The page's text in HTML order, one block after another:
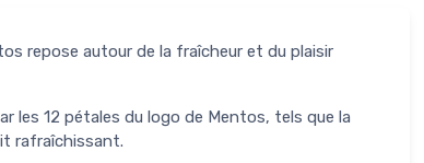
repose autour de la fraîcheur et du plaisir
les 12 pétales du logo de Mentos, tels que la
rafraîchissant.